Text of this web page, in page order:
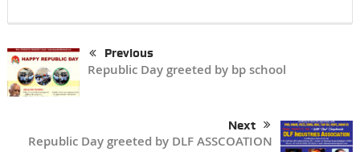
Previous
Republic Day greeted by bp school
Next
Republic Day greeted by DLF ASSCOATION